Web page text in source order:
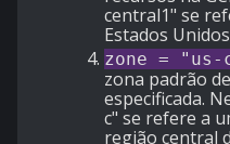
central1" se
Estados
zone =
zona padrão
especificada.
c" se refere a
região central